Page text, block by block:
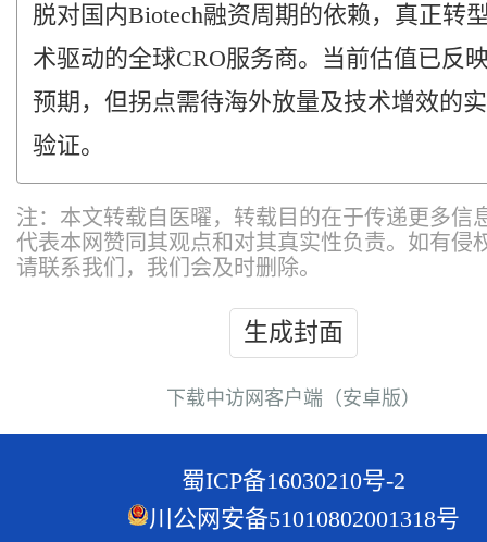
脱对国内Biotech融资周期的依赖，真正转
术驱动的全球CRO服务商。当前估值已反
预期，但拐点需待海外放量及技术增效的
验证。
注：本文转载自医曜，转载目的在于传递更多信
代表本网赞同其观点和对其真实性负责。如有侵
请联系我们，我们会及时删除。
生成封面
下载中访网客户端（安卓版）
蜀ICP备16030210号-2
川公网安备51010802001318号